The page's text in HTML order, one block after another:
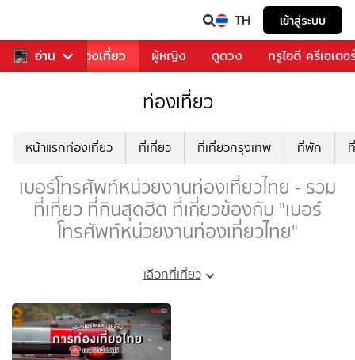
TH เข้าสู่ระบบ
อ่าน
อาหาร ท่องเที่ยว ผู้หญิง ดูดวง ทรูไอดี ครีเอเตอ
ท่องเที่ยว
หน้าแรกท่องเที่ยว ที่เที่ยว ที่เที่ยวกรุงเทพ ที่พัก
เบอร์โทรศัพท์หน่วยงานท่องเที่ยวไทย - รวม
ที่เที่ยว ที่กินสุดฮิต ที่เกี่ยวข้องกับ "เบอร์
โทรศัพท์หน่วยงานท่องเที่ยวไทย"
เลือกที่เที่ยว